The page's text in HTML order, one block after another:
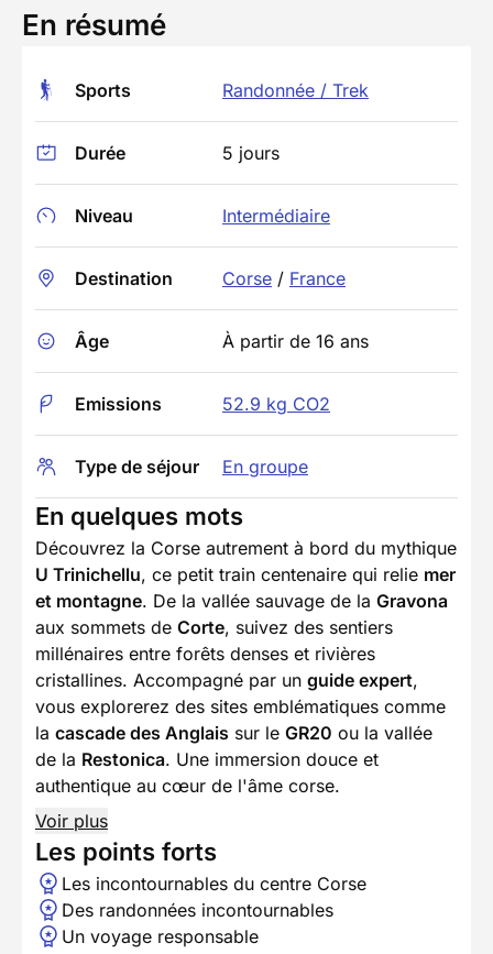
En résumé
Sports Randonnée / Trek
Durée 5 jours
Niveau Intermédiaire
Destination Corse / France
Âge À partir de 16 ans
Emissions 52.9 kg CO2
Type de séjour En groupe
En quelques mots
Découvrez la Corse autrement à bord du mythique
U Trinichellu, ce petit train centenaire qui relie mer
et montagne. De la vallée sauvage de la Gravona
aux sommets de Corte, suivez des sentiers
millénaires entre forêts denses et rivières
cristallines. Accompagné par un guide expert,
vous explorerez des sites emblématiques comme
la cascade des Anglais sur le GR20 ou la vallée
de la Restonica. Une immersion douce et
authentique au cœur de l'âme corse.
Voir plus
Les points forts
Les incontournables du centre Corse
Des randonnées incontournables
Un voyage responsable